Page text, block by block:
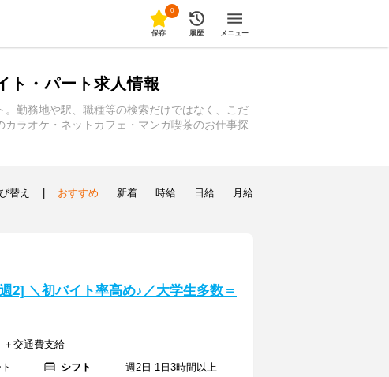
0
保存 履歴 メニュー
ト・パート求人情報
勤務地や駅、職種等の検索だけではなく、こだ
ラオケ・ネットカフェ・マンガ喫茶のお仕事探
替え おすすめ 新着 時給 日給 月給
2] ＼初バイト率高め♪／大学生多数＝
交通費支給
シフト
週2日 1日3時間以上